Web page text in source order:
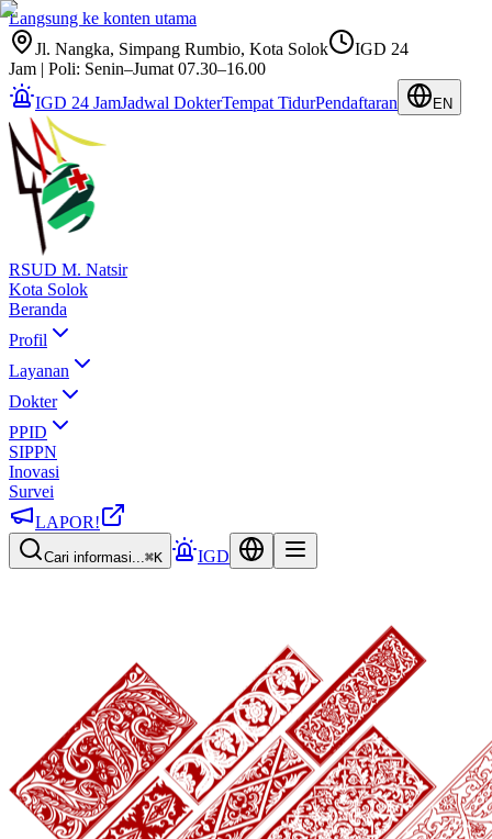
Langsung ke konten utama
Jl. Nangka, Simpang Rumbio, Kota Solok
IGD 24
Jam | Poli: Senin–Jumat 07.30–16.00
IGD 24 JamJadwal DokterTempat TidurPendaftaran EN
RSUD M. Natsir
Kota Solok
Beranda
Profil
Layanan
Dokter
PPID
SIPPN
Inovasi
Survei
LAPOR!
Cari informasi...⌘K IGD